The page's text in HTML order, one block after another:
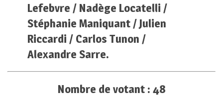
Lefebvre / Nadège Locatelli /
Stéphanie Maniquant / Julien
Riccardi / Carlos Tunon /
Alexandre Sarre.
Nombre de votant : 48